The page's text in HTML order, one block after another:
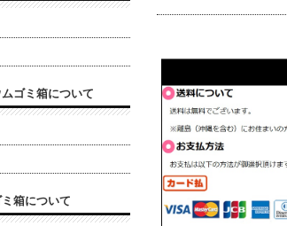
ゴミ箱について
箱について